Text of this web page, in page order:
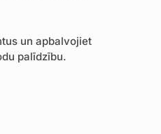
un apbalvojiet
palīdzību.